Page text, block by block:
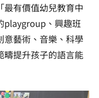
有價值幼兒教育中
playgroup、興趣班
意藝術、音樂、科學
疇提升孩子的語言能